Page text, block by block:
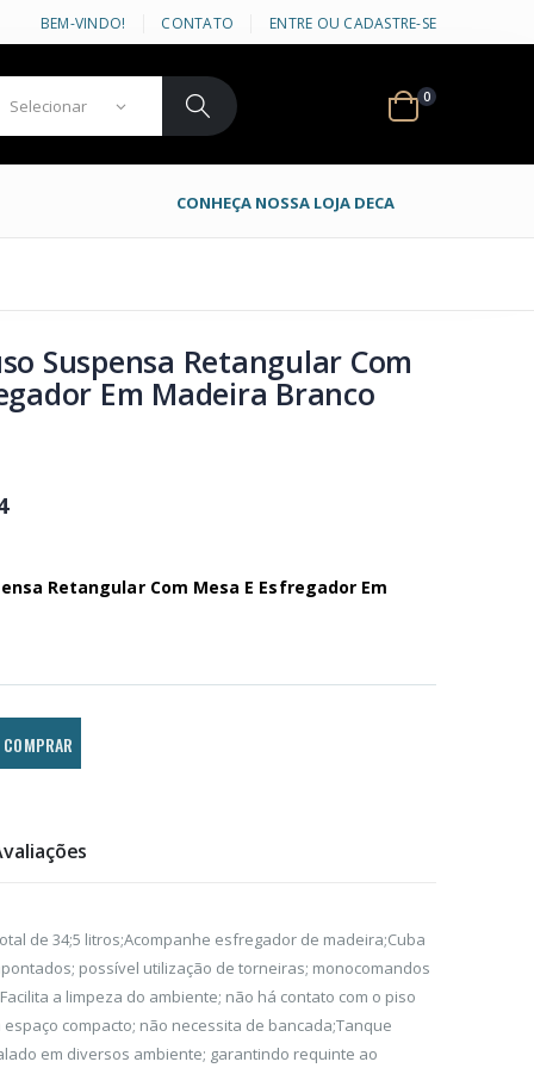
BEM-VINDO! CONTATO ENTRE OU CADASTRE-SE
0
CONHEÇA NOSSA LOJA DECA
Suspensa Retangular Com
Em Madeira Branco
Retangular Com Mesa E Esfregador Em
COMPRAR
de 34;5 litros;Acompanhe esfregador de madeira;Cuba
possível utilização de torneiras; monocomandos
a limpeza do ambiente; não há contato com o piso
compacto; não necessita de bancada;Tanque
em diversos ambiente; garantindo requinte ao